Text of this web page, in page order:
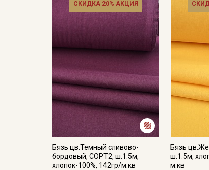
СКИДКА 20% АКЦИЯ
Бязь цв.Темный сливово-
бордовый, СОРТ2, ш.1.5м,
хлопок-100%, 142гр/м.кв
Бязь
ш.1.5м,
м.кв